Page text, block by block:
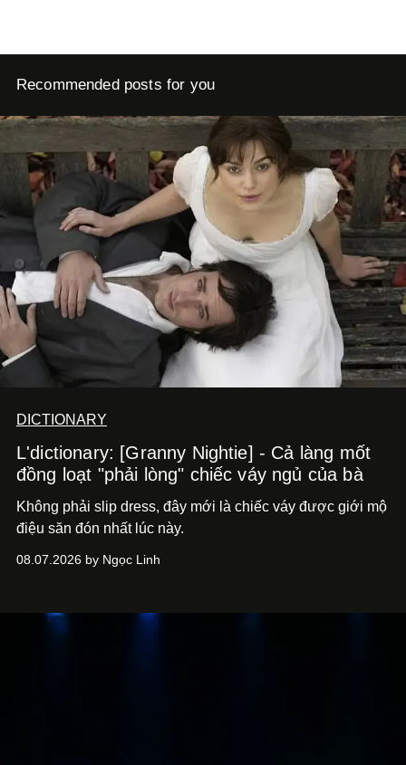
Recommended posts for you
DICTIONARY
L'dictionary: [Granny Nightie] - Cả làng mốt
đồng loạt "phải lòng" chiếc váy ngủ của bà
Không phải slip dress, đây mới là chiếc váy được giới mộ
điệu săn đón nhất lúc này.
08.07.2026 by Ngọc Linh